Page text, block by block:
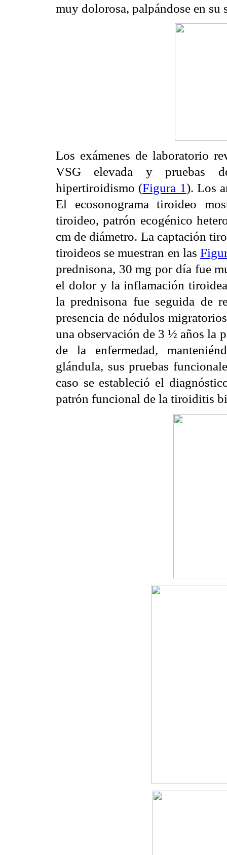
muy dolorosa, palpándose en
Los exámenes de laboratorio
VSG elevada y pruebas
hipertiroidismo (Figura 1). Los
El ecosonograma tiroideo
tiroideo, patrón ecogénico
cm de diámetro. La captación
tiroideos se muestran en las
prednisona, 30 mg por día fue
el dolor y la inflamación
la prednisona fue seguida de
presencia de nódulos
una observación de 3 ½ años la
de la enfermedad,
glándula, sus pruebas
caso se estableció el
patrón funcional de la tiroiditis